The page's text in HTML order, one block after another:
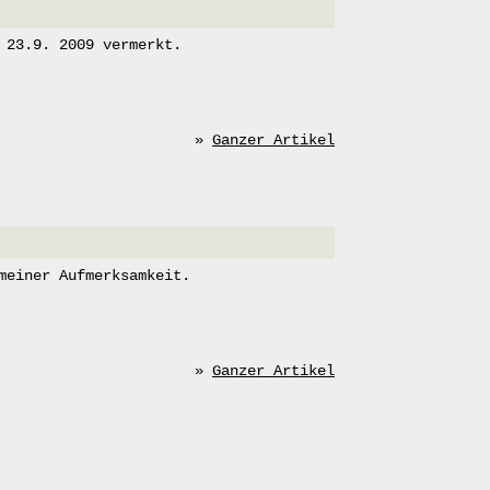
2009 vermerkt.
» Ganzer Artikel
Aufmerksamkeit.
» Ganzer Artikel